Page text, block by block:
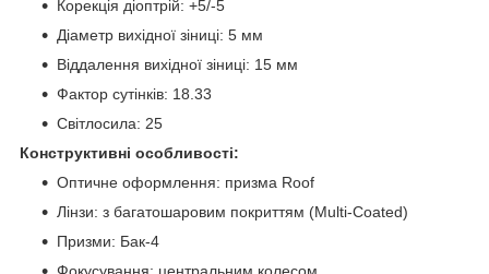
Корекція діоптрій: +5/-5
Діаметр вихідної зіниці: 5 мм
Віддалення вихідної зіниці: 15 мм
Фактор сутінків: 18.33
Світлосила: 25
Конструктивні особливості:
Оптичне оформлення: призма Roof
Лінзи: з багатошаровим покриттям (Multi-Coated)
Призми: Бак-4
Фокусування: центральним колесом